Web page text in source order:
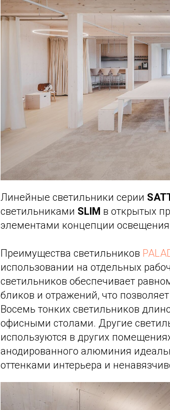
Линейные светильники серии
светильниками SLIM в открытых
элементами концепции
Преимущества светильников
использовании на отдельных
светильников обеспечивает
бликов и отражений, что
Восемь тонких светильников
офисными столами. Другие
используются в других
анодированного алюминия
оттенками интерьера и